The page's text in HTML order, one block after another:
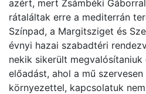
azért, mert Zsámbéki
rátaláltak erre a mediterrán
Színpad, a Margitsziget és
évnyi hazai szabadtéri
nekik sikerült
előadást, ahol a mű
környezettel, kapcsolatuk